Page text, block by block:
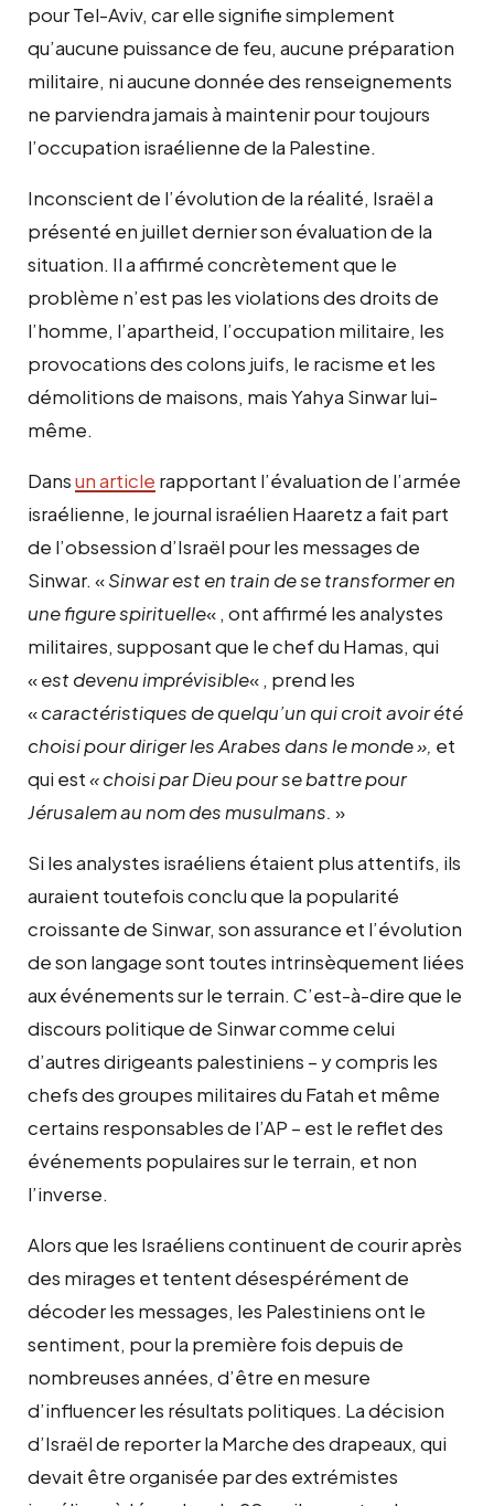
pour Tel-Aviv, car elle signifie simplement
qu’aucune puissance de feu, aucune préparation
militaire, ni aucune donnée des renseignements
ne parviendra jamais à maintenir pour toujours
l’occupation israélienne de la Palestine.
Inconscient de l’évolution de la réalité, Israël a
présenté en juillet dernier son évaluation de la
situation. Il a affirmé concrètement que le
problème n’est pas les violations des droits de
l’homme, l’apartheid, l’occupation militaire, les
provocations des colons juifs, le racisme et les
démolitions de maisons, mais Yahya Sinwar lui-
même.
Dansun article rapportant l’évaluation de l’armée
israélienne, le journal israélien Haaretz a fait part
de l’obsession d’Israël pour les messages de
Sinwar. «Sinwar est en train de se transformer en
une figure spirituelle« , ont affirmé les analystes
militaires, supposant que le chef du Hamas, qui
«est devenu imprévisible« , prend les
«caractéristiques de quelqu’un qui croit avoir été
choisi pour diriger les Arabes dans le monde », et
qui est« choisi par Dieu pour se battre pour
Jérusalem au nom des musulmans. »
Si les analystes israéliens étaient plus attentifs, ils
auraient toutefois conclu que la popularité
croissante de Sinwar, son assurance et l’évolution
de son langage sont toutes intrinsèquement liées
aux événements sur le terrain. C’est-à-dire que le
discours politique de Sinwar comme celui
d’autres dirigeants palestiniens – y compris les
chefs des groupes militaires du Fatah et même
certains responsables de l’AP – est le reflet des
événements populaires sur le terrain, et non
l’inverse.
Alors que les Israéliens continuent de courir après
des mirages et tentent désespérément de
décoder les messages, les Palestiniens ont le
sentiment, pour la première fois depuis de
nombreuses années, d’être en mesure
d’influencer les résultats politiques. La décision
d’Israël de reporter la Marche des drapeaux, qui
devait être organisée par des extrémistes